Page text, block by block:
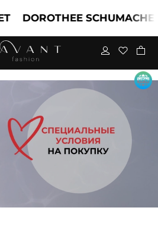
DOROTHEE SCHUMACHER